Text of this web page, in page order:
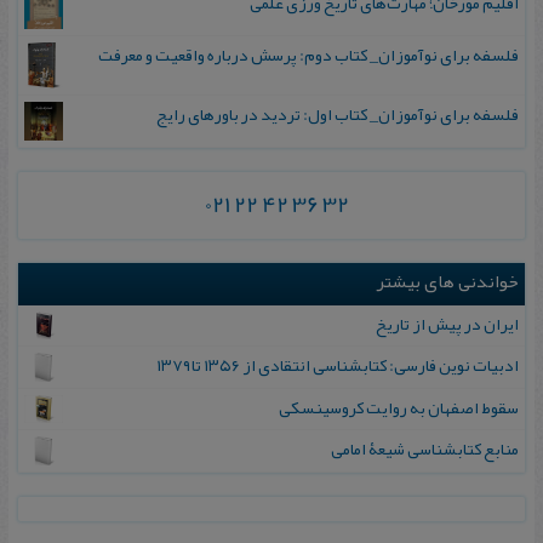
فلسفه برای نوآموزان_ کتاب دوم: پرسش درباره واقعیت و معرفت
فلسفه برای نوآموزان_ کتاب اول: تردید در باورهای رایج
021 22 42 36 32
خواندنی های بیشتر
ایران در پیش از تاریخ
ادب‍ی‍ات‌ ن‍وی‍ن‌ ف‍ارس‍ی‌: ک‍ت‍اب‍ش‍ن‍اس‍ی‌ ان‍ت‍ق‍ادی‌ از ۱۳۵۶ ت‍ا۱۳۷۹
سقوط اصفهان‌ به‌ روایت‌ کروسینسکی
منابع کتابشناسی شیعۀ امامی